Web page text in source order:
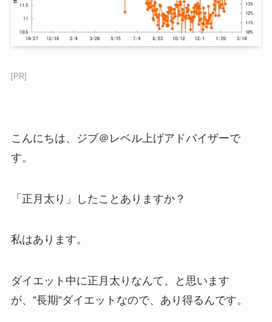
[PR]
こんにちは、ジブ＠レベル上げアドバイザーで
す。
「正月太り」したことありますか？
私はあります。
ダイエット中に正月太りなんて、と思います
が、”長期”ダイエットなので、あり得るんです。